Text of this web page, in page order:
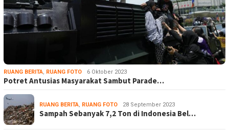
RUANG BERITA, RUANG FOTO 6 Oktober 2023
Potret Antusias Masyarakat Sambut Parade…
RUANG BERITA, RUANG FOTO 28 September 2023
Sampah Sebanyak 7,2 Ton di Indonesia Bel…